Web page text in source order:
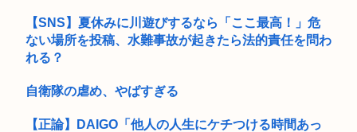
【SNS】夏休みに川遊びするなら「ここ最高！」危
ない場所を投稿、水難事故が起きたら法的責任を問わ
れる？
自衛隊の虐め、やばすぎる
【正論】DAIGO「他人の人生にケチつける時間あっ